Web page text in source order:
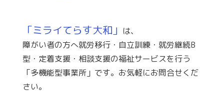
「ミライてらす大和」 は、
障がい者の方へ就労移行・自立訓練・就労継続B
型・定着支援・相談支援の福祉サービスを行う
「多機能型事業所」です。お気軽にお問合せくだ
さい。